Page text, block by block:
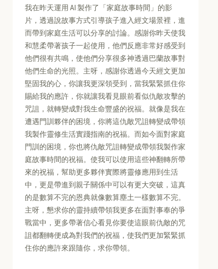
我在昨天運用 AI 製作了「家庭故事時間」的影
片，透過說故事方式引導孩子進入經文場景裡，進
而帶到家庭生活可以分享的討論。感謝你昨天使我
和慧柔帶著孩子一起使用，他們反應非常好感受到
他們很有共鳴，使他們分享很多神透過巴蘭故事對
他們生命的光照。主呀，感謝你透過今天經文更加
堅固我的心，你讓我更深領受到，當我緊緊抓住你
賜給我的應許，你就讓我看見眼前看似仇敵攻擊的
咒詛，就轉變成對我生命豐盛的祝福。就像是我在
遭遇門訓夥伴的困境，你將這仇敵咒詛轉變成帶領
我製作靈修生活實踐指南的祝福。而如今面對家庭
門訓的困境，你也將仇敵咒詛轉變成帶領我製作家
庭故事時間的祝福。使我可以使用這些神翻轉所帶
來的祝福，幫助更多夥伴實際將靈修應用到生活
中，更是帶進到親子關係中可以有更大突破，這真
的是數算不完的恩典就像數算塵土一樣數算不完。
主呀，懇求你的靈持續帶領我更多在面對事奉的爭
戰當中，更多帶著信心看見你要使這眼前仇敵的咒
詛都翻轉便成為對我們的祝福，使我們更加緊緊抓
住你的應許來跟隨你，求你帶領。